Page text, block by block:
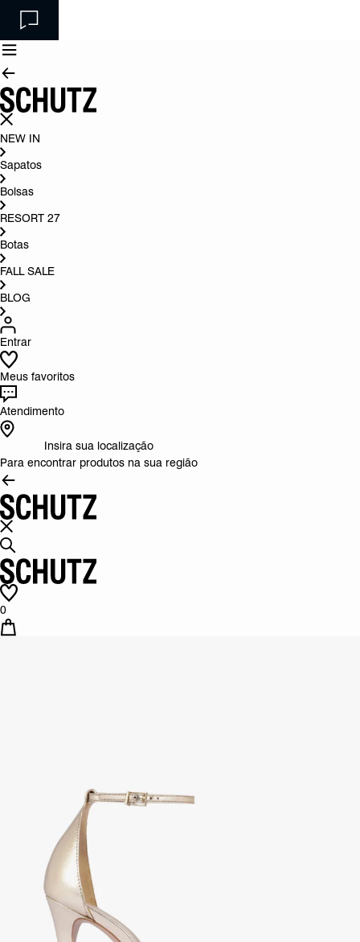
NEW IN
Sapatos
Bolsas
RESORT 27
Botas
FALL SALE
BLOG
Entrar
Meus favoritos
Atendimento
Insira sua localização
Para encontrar produtos na sua região
0